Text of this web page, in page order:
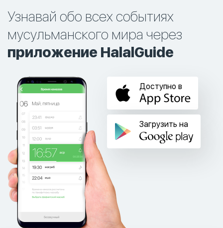
Узнавай обо всех событиях
мусульманского мира через
приложение HalalGuide
Доступно в
Загрузить на